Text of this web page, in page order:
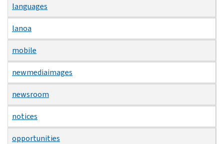
languages
lanoa
mobile
newmediaimages
newsroom
notices
opportunities